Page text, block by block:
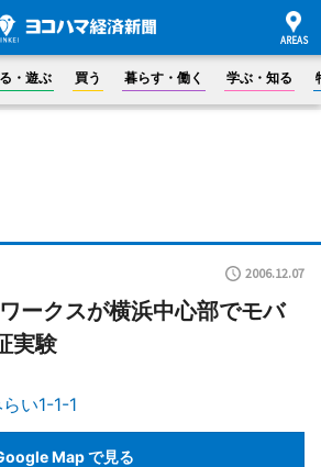
・遊ぶ 買う 暮らす・働く 学ぶ・知る
2006.12.07
ークスが横浜中心部でモバ
実験
い1-1-1
Map で見る